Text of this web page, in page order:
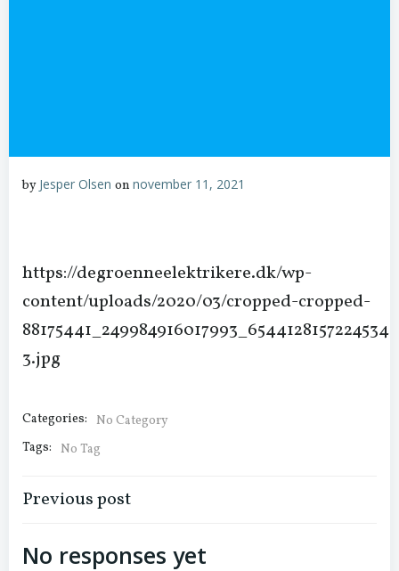
by Jesper Olsen on november 11, 2021
https://degroenneelektrikere.dk/wp-
content/uploads/2020/03/cropped-cropped-
3.jpg
Categories: No Category
Tags: No Tag
Indlægsnavigation
Previous post
No responses yet